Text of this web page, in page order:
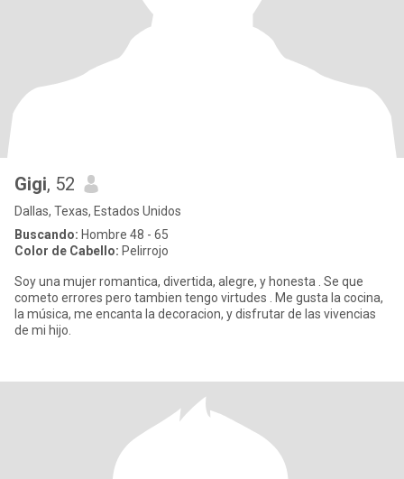
Gigi, 52
Dallas, Texas, Estados Unidos
Buscando: Hombre 48 - 65
Color de Cabello: Pelirrojo
Soy una mujer romantica, divertida, alegre, y honesta . Se que
cometo errores pero tambien tengo virtudes . Me gusta la cocina,
la música, me encanta la decoracion, y disfrutar de las vivencias
de mi hijo.